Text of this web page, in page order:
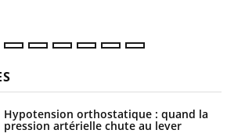
Hypotension orthostatique : quand la
pression artérielle chute au lever